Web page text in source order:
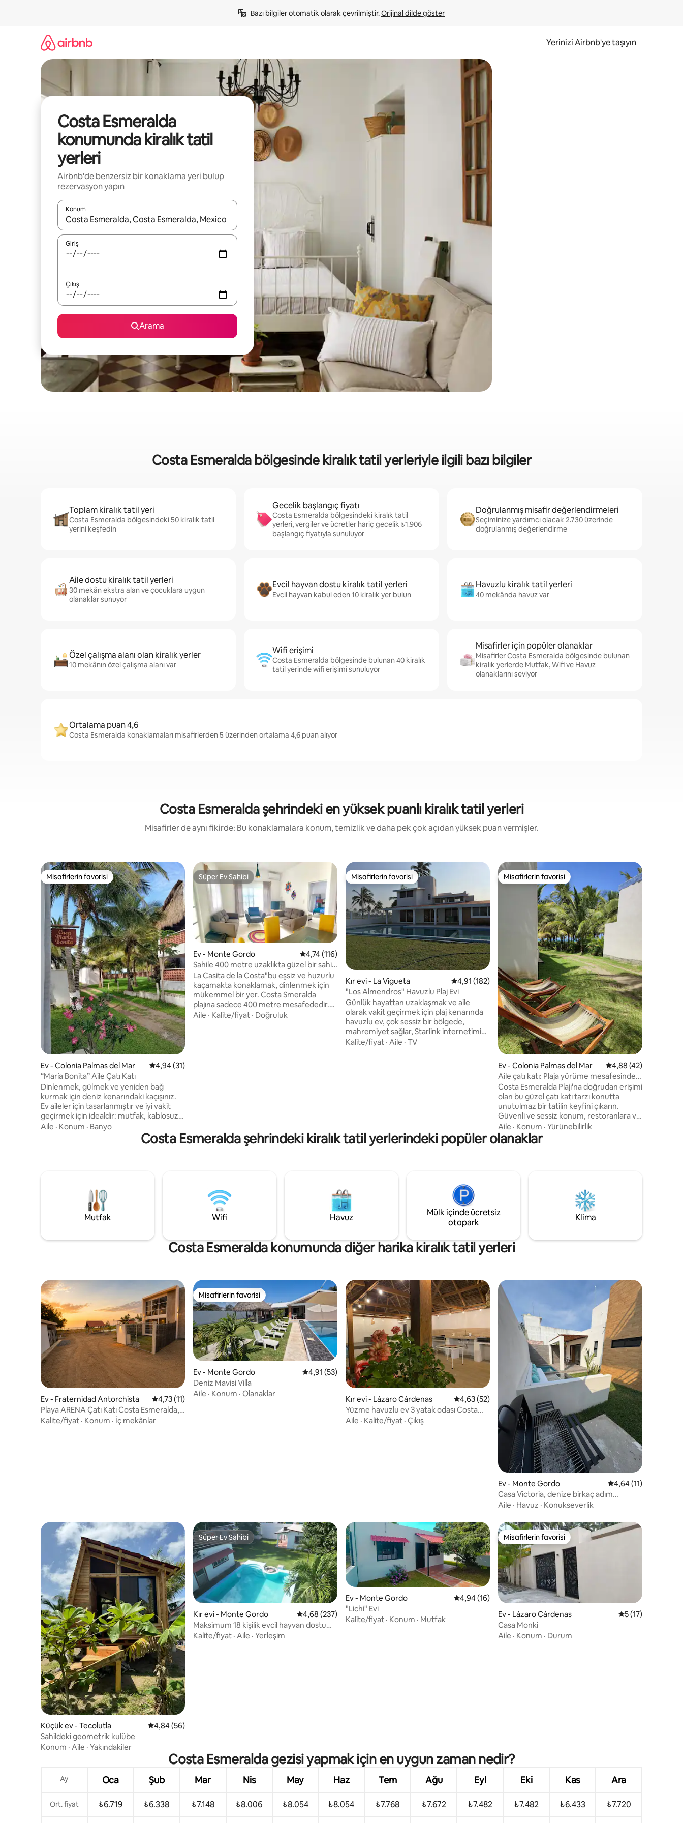
Bazı bilgiler otomatik olarak çevrilmiştir. Orijinal dilde göster
Yerinizi Airbnb'ye taşıyın
Costa Esmeralda
konumunda kiralık tatil
yerleri
Airbnb'de benzersiz bir konaklama yeri bulup
rezervasyon yapın
Konum
Sonuçlar kullanılabilir olduğunda yukarı ve aşağı oklarıyla gezinin veya dokunarak ya da kaydırma hareketleriyle keşfedin.
Giriş
Çıkış
Arama
Costa Esmeralda bölgesinde kiralık tatil yerleriyle ilgili bazı bilgiler
Toplam kiralık tatil yeri
Costa Esmeralda bölgesindeki 50 kiralık tatil
yerini keşfedin
Gecelik başlangıç fiyatı
Costa Esmeralda bölgesindeki kiralık tatil
yerleri, vergiler ve ücretler hariç gecelik ₺1.906
başlangıç fiyatıyla sunuluyor
Doğrulanmış misafir değerlendirmeleri
Seçiminize yardımcı olacak 2.730 üzerinde
doğrulanmış değerlendirme
Aile dostu kiralık tatil yerleri
30 mekân ekstra alan ve çocuklara uygun
olanaklar sunuyor
Evcil hayvan dostu kiralık tatil yerleri
Evcil hayvan kabul eden 10 kiralık yer bulun
Havuzlu kiralık tatil yerleri
40 mekânda havuz var
Özel çalışma alanı olan kiralık yerler
10 mekânın özel çalışma alanı var
Wifi erişimi
Costa Esmeralda bölgesinde bulunan 40 kiralık
tatil yerinde wifi erişimi sunuluyor
Misafirler için popüler olanaklar
Misafirler Costa Esmeralda bölgesinde bulunan
kiralık yerlerde Mutfak, Wifi ve Havuz
olanaklarını seviyor
Ortalama puan 4,6
Costa Esmeralda konaklamaları misafirlerden 5 üzerinden ortalama 4,6 puan alıyor
Costa Esmeralda şehrindeki en yüksek puanlı kiralık tatil yerleri
Misafirler de aynı fikirde: Bu konaklamalara konum, temizlik ve daha pek çok açıdan yüksek puan vermişler.
Misafirlerin favorisi
Misafirlerin favorisi
Ev - Colonia Palmas del Mar 5 üzerinden ortalama 4,94 puan, 31 değerlendirme
4,94 (31)
“María Bonita” Aile Çatı Katı
Dinlenmek, gülmek ve yeniden bağ
kurmak için deniz kenarındaki kaçışınız.
Ev aileler için tasarlanmıştır ve iyi vakit
geçirmek için idealdir: mutfak, kablosuz
internet bağlantısı, geniş alan, barbekü
ve arka planda deniz sesi. Saniyeler içinde
plaja yürüyün, dalgaların sesiyle uyuyun
Hayatla yeniden bağ kurmak ve dijital
dünyadan uzaklaşmak için. Bölge Oxxos'a
ve restoranlara yakın.
Aile · Konum · Banyo
Süper Ev Sahibi
Süper Ev Sahibi
Ev - Monte Gordo 5 üzerinden ortalama 4,74 puan, 116 değerlendirme
4,74 (116)
Sahile 400 metre uzaklıkta güzel bir sahil
evi
La Casita de la Costa"bu eşsiz ve huzurlu
kaçamakta konaklamak, dinlenmek için
mükemmel bir yer. Costa Smeralda
plajına sadece 400 metre mesafededir.
İhtiyacınız olan her şeye sahibiz: Klima. En
Aile · Kalite/fiyat · Doğruluk
Misafirlerin favorisi
Misafirlerin favorisi
Kır evi - La Vigueta 5 üzerinden ortalama 4,91 puan, 182 değerlendirme
4,91 (182)
"Los Almendros" Havuzlu Plaj Evi
Günlük hayattan uzaklaşmak ve aile
olarak vakit geçirmek için plaj kenarında
havuzlu ev, çok sessiz bir bölgede,
mahremiyet sağlar, Starlink internetimiz
var. Girişte bekçi, gelişinizde size
Kalite/fiyat · Aile · TV
Misafirlerin favorisi
Misafirlerin favorisi
Ev - Colonia Palmas del Mar 5 üzerinden
4,88 (42)
Aile çatı katı: Plaja yürüme mesafesinde
tamamen dinlenme
Costa Esmeralda Plajı'na doğrudan erişimi
olan bu güzel çatı katı tarzı konutta
unutulmaz bir tatilin keyfini çıkarın.
Güvenli ve sessiz konum, restoranlara ve
yerel hizmetlere yakın. Ailece vakit
geçirmek ve dinlenmek için tasarlanan
mekân, ferahlığı ve yüksek tavanlarıyla
Aile · Konum · Yürünebilirlik
Costa Esmeralda şehrindeki kiralık tatil yerlerindeki popüler olanaklar
Mutfak Wifi Havuz
Mülk içinde ücretsiz
otopark
Klima
Costa Esmeralda konumunda diğer harika kiralık tatil yerleri
Ev - Fraternidad Antorchista 5 üzerinden ortalama 4,73 puan, 11 değerlendirme
4,73 (11)
Playa ARENA Çatı Katı Costa Esmeralda,
Veracruz
Kalite/fiyat · Konum · İç mekânlar
Misafirlerin favorisi
Misafirlerin favorisi
Ev - Monte Gordo 5 üzerinden ortalama 4,91 puan, 53 değerlendirme
4,91 (53)
Deniz Mavisi Villa
Aile · Konum · Olanaklar
Kır evi - Lázaro Cárdenas 5 üzerinden ortalama 4,63 puan, 52 değerlendirme
4,63 (52)
Yüzme havuzlu ev 3 yatak odası Costa
Esmeralda
Aile · Kalite/fiyat · Çıkış
Ev - Monte Gordo 5 üzerinden
4,64 (11)
Casa Victoria, denize birkaç adım
uzaklıkta, özel havuz
Aile · Havuz · Konukseverlik
Küçük ev - Tecolutla 5 üzerinden ortalama 4,84 puan, 56 değerlendirme
4,84 (56)
Sahildeki geometrik kulübe
Konum · Aile · Yakındakiler
Süper Ev Sahibi
Süper Ev Sahibi
Kır evi - Monte Gordo 5 üzerinden ortalama 4,68 puan, 237 değerlendirme
4,68 (237)
Maksimum 18 kişilik evcil hayvan dostu
konaklama
Kalite/fiyat · Aile · Yerleşim
Ev - Monte Gordo 5 üzerinden ortalama 4,94 puan, 16 değerlendirme
4,94 (16)
"Lichi" Evi
Kalite/fiyat · Konum · Mutfak
Misafirlerin favorisi
Misafirlerin favorisi
Ev - Lázaro Cárdenas 5 üzerinden
5 (17)
Casa Monki
Aile · Konum · Durum
Costa Esmeralda gezisi yapmak için en uygun zaman nedir?
Ay Oca Şub Mar Nis May Haz Tem Ağu Eyl Eki Kas Ara
Ort. fiyat ₺6.719 ₺6.338 ₺7.148 ₺8.006 ₺8.054 ₺8.054 ₺7.768 ₺7.672 ₺7.482 ₺7.482 ₺6.433 ₺7.720